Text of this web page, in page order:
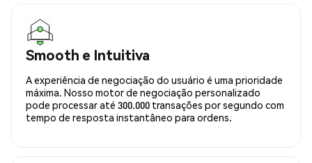
Smooth e Intuitiva
A experiência de negociação do usuário é uma prioridade
máxima. Nosso motor de negociação personalizado
pode processar até 300.000 transações por segundo com
tempo de resposta instantâneo para ordens.